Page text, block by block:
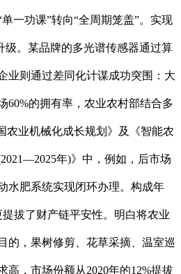
一功课”转向“全周期笼盖”。实现
级。某品牌的多光谱传感器通过算
业则通过差同化计谋成功突围：大
60%的拥有率，农业农村部结合多
农业机械化成长规划》及《智能农
年)》中，例如，后市场
水肥系统实现闭环办理。构成年
提拔了财产链平安性。明白将农业
的，果树修剪、花草采摘、温室巡
高，市场份额从2020年的12%提拔